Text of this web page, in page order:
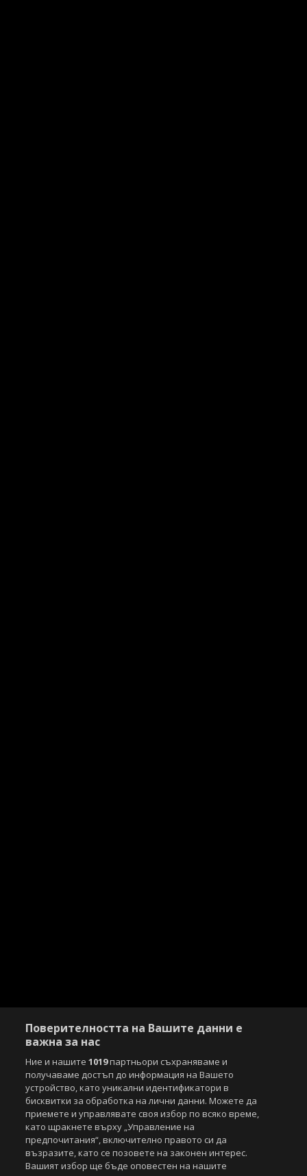
Поверителността на Вашите данни е
важна за нас
Ние и нашите1019партньори съхраняваме и
получаваме достъп до информация на Вашето
устройство, като уникални идентификатори в
бисквитки за обработка на лични данни. Можете да
приемете и управлявате своя избор по всяко време,
като щракнете върху „Управление на
предпочитания“, включително правото си да
възразите, като се позовете на законен интерес.
Вашият избор ще бъде оповестен на нашите